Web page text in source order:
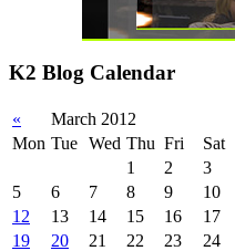
K2 Blog Calendar
« March 2012
Mon Tue Wed Thu Fri Sat
1
2 3
5
6 7 8 9 10
12
13 14 15 16 17
19
20 21 22 23 24